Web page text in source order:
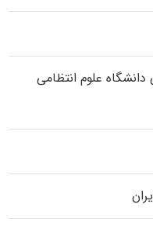
ﻋﻠﻮم انتظامی